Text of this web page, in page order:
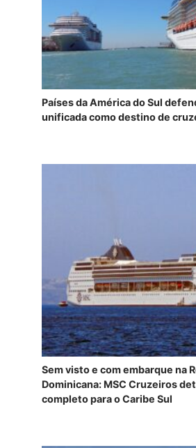
Países da América do Sul
unificada como destino de
Sem visto e com embarque na
Dominicana: MSC Cruzeiros
completo para o Caribe Sul